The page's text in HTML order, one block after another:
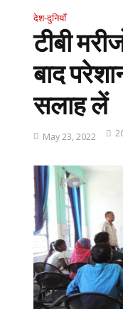
देश-दुनियाँ
टीबी
बाद
सलाह लें
May 23, 2022